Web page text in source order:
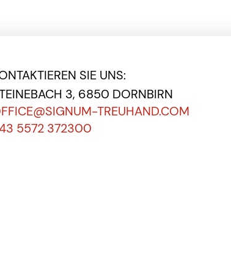
SIE UNS:
3, 6850 DORNBIRN
TREUHAND.COM
5572 372300